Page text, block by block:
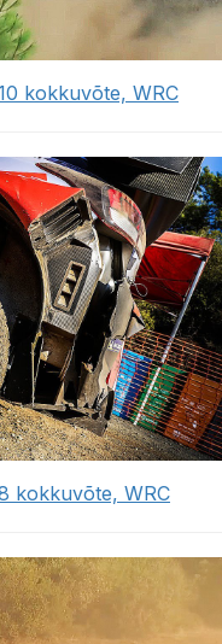
kokkuvõte, WRC
kokkuvõte, WRC